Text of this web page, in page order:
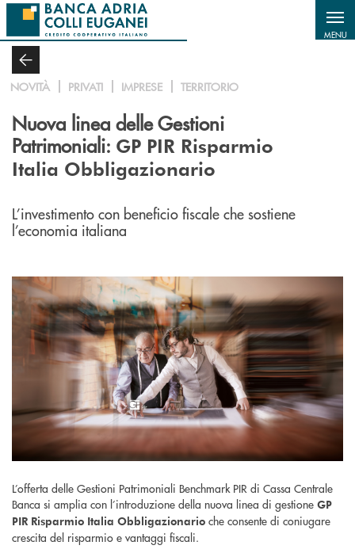
Salta al contenuto principale
MENU
NOVITÀ PRIVATI IMPRESE TERRITORIO
Nuova linea delle Gestioni
Patrimoniali: GP PIR Risparmio
Italia Obbligazionario
L’investimento con beneficio fiscale che sostiene
l’economia italiana
L’offerta delle Gestioni Patrimoniali Benchmark PIR di Cassa Centrale
Banca si amplia con l’introduzione della nuova linea di gestione GP
PIR Risparmio Italia Obbligazionario che consente di coniugare
crescita del risparmio e vantaggi fiscali.